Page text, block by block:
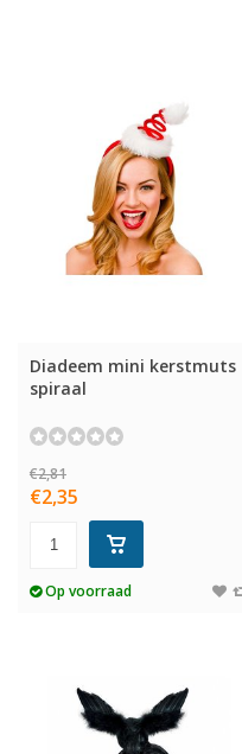
Diadeem mini kerstmuts
spiraal
€2,81
€2,35
Op voorraad